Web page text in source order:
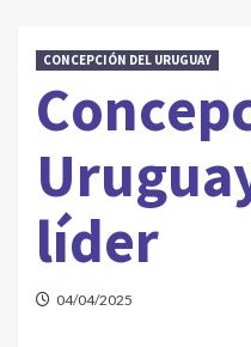
CONCEPCIÓN DEL URUGUAY
líder
04/04/2025